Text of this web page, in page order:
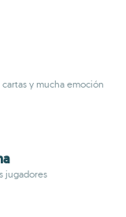
y mucha emoción
jugadores